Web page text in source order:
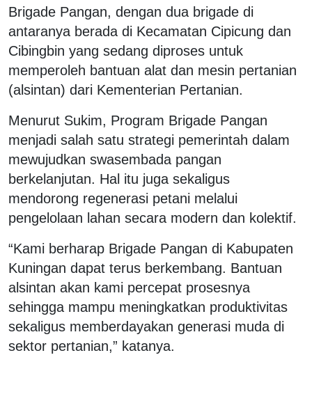
Brigade Pangan, dengan dua brigade di
antaranya berada di Kecamatan Cipicung dan
Cibingbin yang sedang diproses untuk
memperoleh bantuan alat dan mesin pertanian
(alsintan) dari Kementerian Pertanian.
Menurut Sukim, Program Brigade Pangan
menjadi salah satu strategi pemerintah dalam
mewujudkan swasembada pangan
berkelanjutan. Hal itu juga sekaligus
mendorong regenerasi petani melalui
pengelolaan lahan secara modern dan kolektif.
“Kami berharap Brigade Pangan di Kabupaten
Kuningan dapat terus berkembang. Bantuan
alsintan akan kami percepat prosesnya
sehingga mampu meningkatkan produktivitas
sekaligus memberdayakan generasi muda di
sektor pertanian,” katanya.